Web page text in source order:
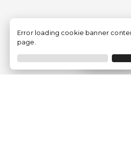
Filtrar
Error loading cookie banner
page.